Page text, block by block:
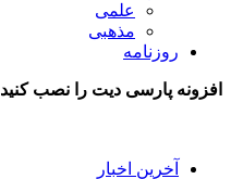
علمی
مذهبی
روزنامه
افزونه پارسی دیت را نصب کنید
آخرین اخبار